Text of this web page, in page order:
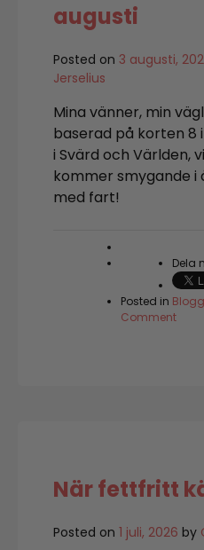
augusti
Posted on 3 augusti,
Jerselius
Mina vänner, min
baserad på korten 8
i Svärd och Världen,
kommer smygande i
med fart!
Dela
Posted in Blogg
Commenton
När fettfritt
Posted on 1 juli, 2026 by